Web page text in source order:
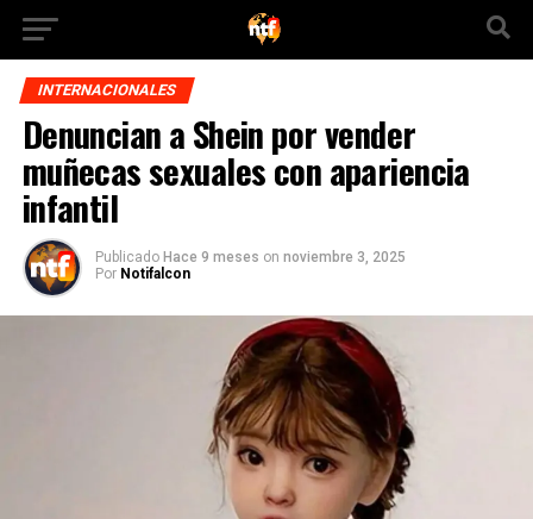
INTERNACIONALES
Denuncian a Shein por vender
muñecas sexuales con apariencia
infantil
Publicado Hace 9 meses on noviembre 3, 2025
Por Notifalcon